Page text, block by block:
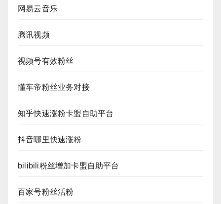
网易云音乐
腾讯视频
视频号有效粉丝
懂车帝粉丝业务对接
知乎快速涨粉卡盟自助平台
抖音哪里快速涨粉
bilibili粉丝增加卡盟自助平台
百家号粉丝活粉